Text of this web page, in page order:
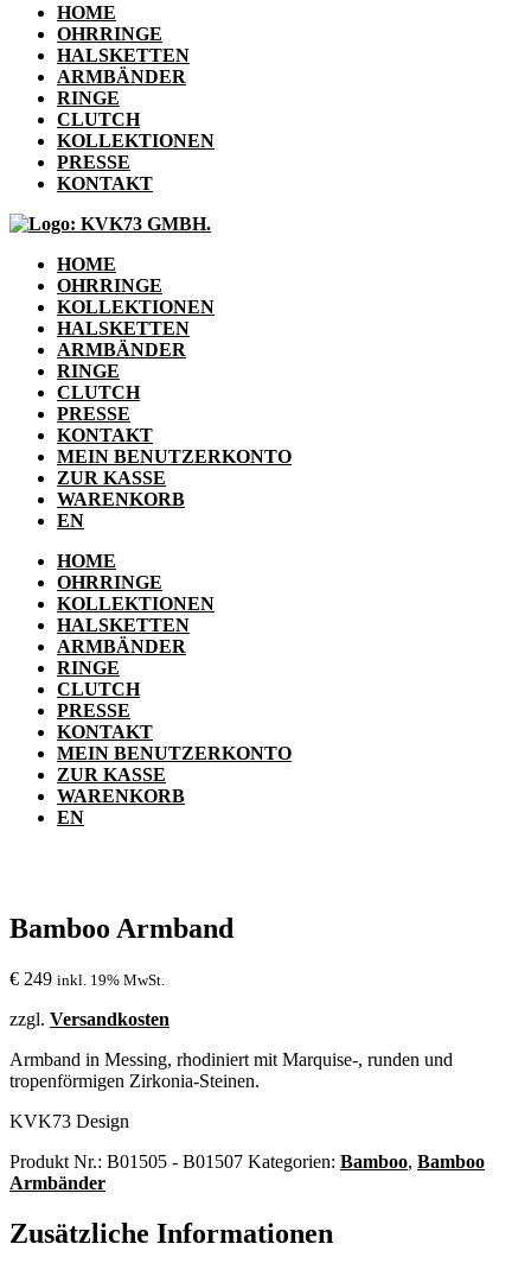
HOME
OHRRINGE
HALSKETTEN
ARMBÄNDER
RINGE
CLUTCH
KOLLEKTIONEN
PRESSE
KONTAKT
HOME
OHRRINGE
KOLLEKTIONEN
HALSKETTEN
ARMBÄNDER
RINGE
CLUTCH
PRESSE
KONTAKT
MEIN BENUTZERKONTO
ZUR KASSE
WARENKORB
EN
HOME
OHRRINGE
KOLLEKTIONEN
HALSKETTEN
ARMBÄNDER
RINGE
CLUTCH
PRESSE
KONTAKT
MEIN BENUTZERKONTO
ZUR KASSE
WARENKORB
EN
Bamboo Armband
€ 249 inkl. 19% MwSt.
zzgl. Versandkosten
Armband in Messing, rhodiniert mit Marquise-, runden und
tropenförmigen Zirkonia-Steinen.
KVK73 Design
Produkt Nr.: B01505 - B01507 Kategorien: Bamboo, Bamboo
Armbänder
Zusätzliche Informationen